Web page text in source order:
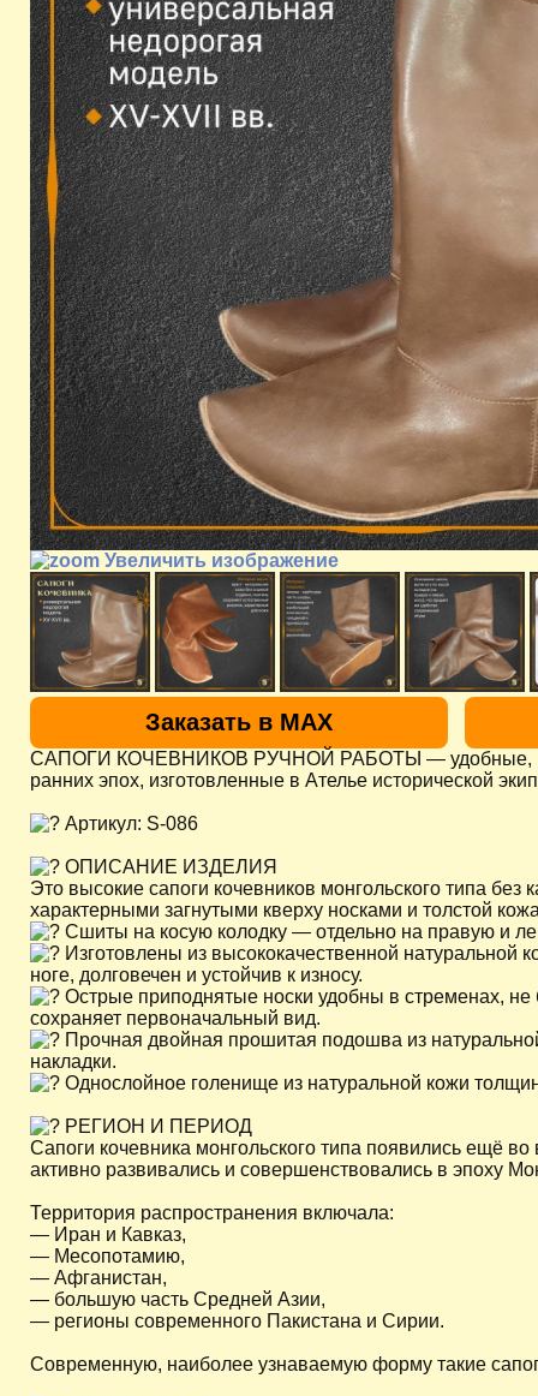
Увеличить изображение
Заказать в MAX
САПОГИ КОЧЕВНИКОВ РУЧНОЙ РАБОТЫ — удобные,
ранних эпох, изготовленные в Ателье исторической
Артикул: S-086
ОПИСАНИЕ ИЗДЕЛИЯ
Это высокие сапоги кочевников монгольского типа
характерными загнутыми кверху носками и толстой
Сшиты на косую колодку — отдельно на правую и
Изготовлены из высококачественной
ноге, долговечен и устойчив к износу.
Острые приподнятые носки удобны в стременах,
сохраняет первоначальный вид.
Прочная двойная прошитая подошва из
накладки.
Однослойное голенище из натуральной кожи
РЕГИОН И ПЕРИОД
Сапоги кочевника монгольского типа появились ещё
активно развивались и совершенствовались в эпоху
Территория распространения включала:
— Иран и Кавказ,
— Месопотамию,
— Афганистан,
— большую часть Средней Азии,
— регионы современного Пакистана и Сирии.
Современную, наиболее узнаваемую форму такие